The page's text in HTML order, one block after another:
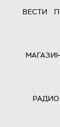
ВЕСТИ
РАДИО